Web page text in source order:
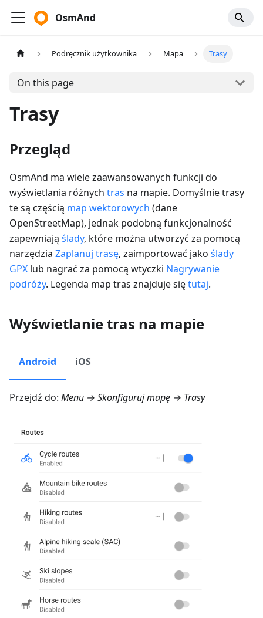
OsmAnd
Podręcznik użytkownika Mapa Trasy
On this page
Trasy
Przegląd
OsmAnd ma wiele zaawansowanych funkcji do
wyświetlania różnych tras na mapie. Domyślnie trasy
te są częścią map wektorowych (dane
OpenStreetMap), jednak podobną funkcjonalność
zapewniają ślady, które można utworzyć za pomocą
narzędzia Zaplanuj trasę, zaimportować jako ślady
GPX lub nagrać za pomocą wtyczki Nagrywanie
podróży. Legenda map tras znajduje siętutaj.
Wyświetlanie tras na mapie
Android iOS
Przejdź do: Menu → Skonfiguruj mapę → Trasy